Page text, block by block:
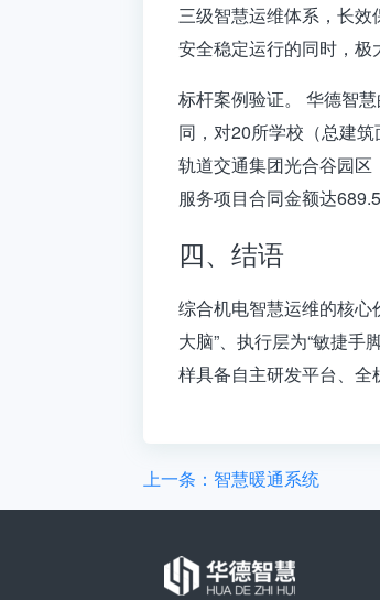
三级智慧运维体系，长效
安全稳定运行的同时，极
标杆案例验证。
华德智
同，对20所学校（总建
轨道交通集团光合谷园区
服务项目合同金额达
四、结语
综合机电智慧运维的核心
大脑”、执行层为“敏捷
样具备自主研发平台、全
上一条：智慧暖通系统